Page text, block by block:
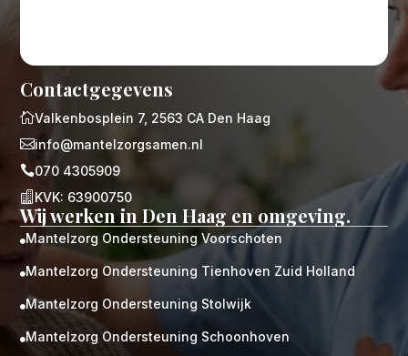
Contactgegevens
Valkenbosplein 7, 2563 CA Den Haag
info@mantelzorgsamen.nl
070 4305909
 KVK: 63900750
Wij werken in Den Haag en omgeving.
Mantelzorg Ondersteuning Voorschoten
Mantelzorg Ondersteuning Tienhoven Zuid Holland
Mantelzorg Ondersteuning Stolwijk
Mantelzorg Ondersteuning Schoonhoven